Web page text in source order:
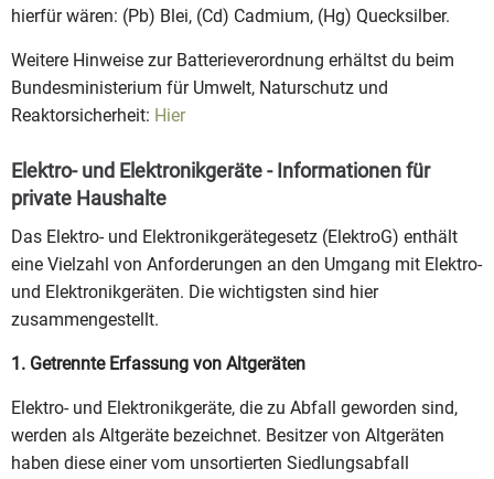
hierfür wären: (Pb) Blei, (Cd) Cadmium, (Hg) Quecksilber.
Weitere Hinweise zur Batterieverordnung erhältst du beim
Bundesministerium für Umwelt, Naturschutz und
Reaktorsicherheit: Hier
Elektro- und Elektronikgeräte - Informationen für
private Haushalte
Das Elektro- und Elektronikgerätegesetz (ElektroG) enthält
eine Vielzahl von Anforderungen an den Umgang mit Elektro-
und Elektronikgeräten. Die wichtigsten sind hier
zusammengestellt.
1. Getrennte Erfassung von Altgeräten
Elektro- und Elektronikgeräte, die zu Abfall geworden sind,
werden als Altgeräte bezeichnet. Besitzer von Altgeräten
haben diese einer vom unsortierten Siedlungsabfall